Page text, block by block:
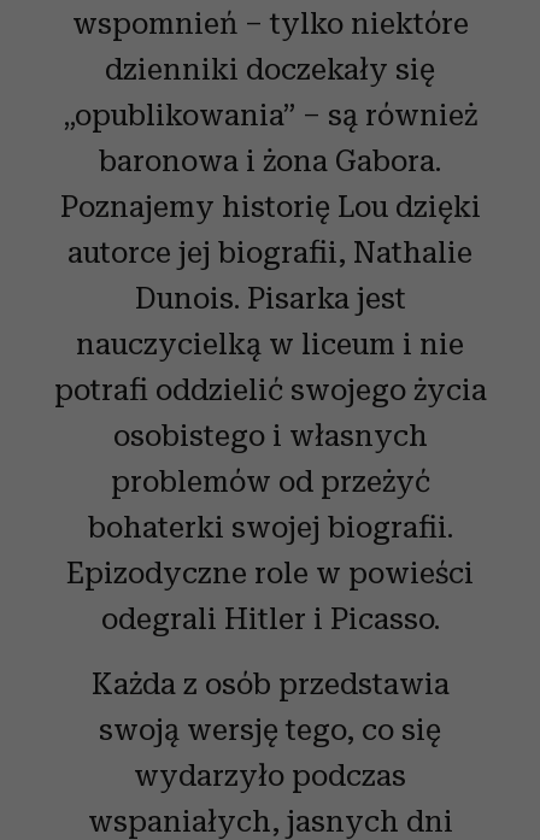
wspomnień – tylko niektóre
dzienniki doczekały się
„opublikowania” – są również
baronowa i żona Gabora.
Poznajemy historię Lou dzięki
autorce jej biografii, Nathalie
Dunois. Pisarka jest
nauczycielką w liceum i nie
potrafi oddzielić swojego życia
osobistego i własnych
problemów od przeżyć
bohaterki swojej biografii.
Epizodyczne role w powieści
odegrali Hitler i Picasso.
Każda z osób przedstawia
swoją wersję tego, co się
wydarzyło podczas
wspaniałych, jasnych dni